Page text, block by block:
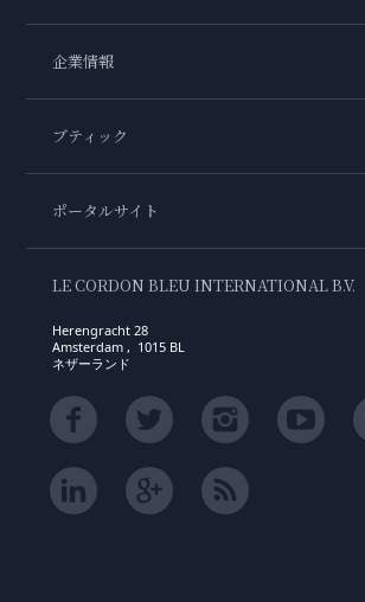
企業情報
ブティック
ポータルサイト
LE CORDON BLEU INTERNATIONAL B.V.
Herengracht 28
Amsterdam , 1015 BL
ネザーランド